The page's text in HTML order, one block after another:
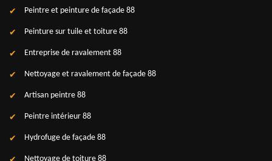
Peintre et peinture de façade 88
Peinture sur tuile et toiture 88
Entreprise de ravalement 88
Nettoyage et ravalement de façade 88
Artisan peintre 88
Peintre intérieur 88
Hydrofuge de façade 88
Nettoyage de toiture 88